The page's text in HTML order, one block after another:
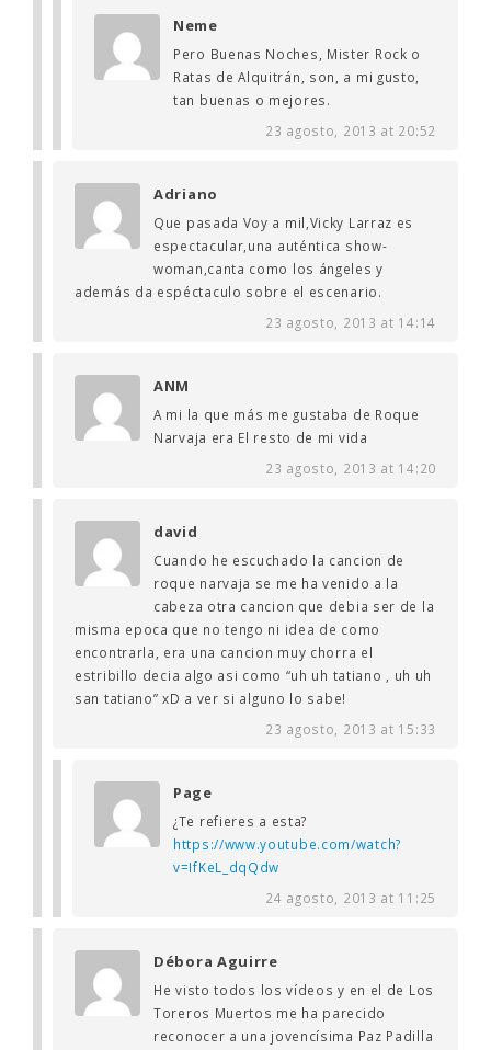
Neme
Pero Buenas Noches, Mister Rock o
Ratas de Alquitrán, son, a mi gusto,
tan buenas o mejores.
23 agosto, 2013 at 20:52
Adriano
Que pasada Voy a mil,Vicky Larraz es
espectacular,una auténtica show-
woman,canta como los ángeles y
además da espéctaculo sobre el escenario.
23 agosto, 2013 at 14:14
ANM
A mi la que más me gustaba de Roque
Narvaja era El resto de mi vida
23 agosto, 2013 at 14:20
david
Cuando he escuchado la cancion de
roque narvaja se me ha venido a la
cabeza otra cancion que debia ser de la
misma epoca que no tengo ni idea de como
encontrarla, era una cancion muy chorra el
estribillo decia algo asi como “uh uh tatiano , uh uh
san tatiano” xD a ver si alguno lo sabe!
23 agosto, 2013 at 15:33
Page
¿Te refieres a esta?
https://www.youtube.com/watch?
v=IfKeL_dqQdw
24 agosto, 2013 at 11:25
Débora Aguirre
He visto todos los vídeos y en el de Los
Toreros Muertos me ha parecido
reconocer a una jovencísima Paz Padilla